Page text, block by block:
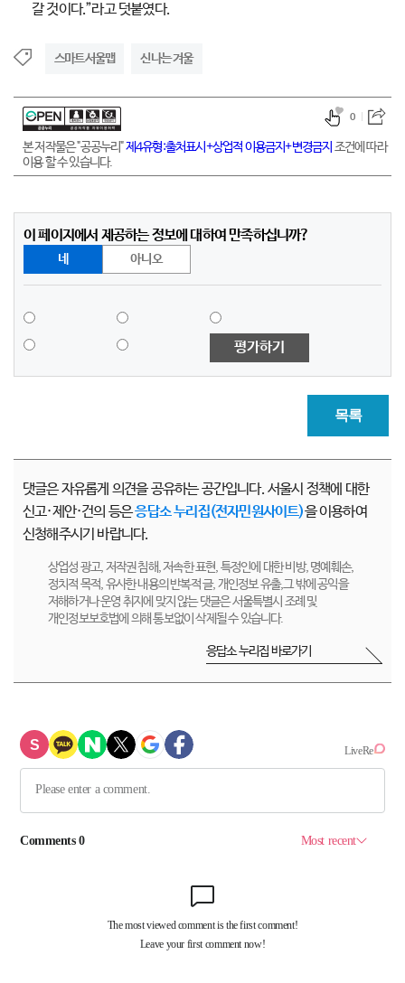
갈 것이다.”라고 덧붙였다.
스마트서울맵 신나는 겨울
본 저작물은 "공공누리"제4유형:출처표시+상업적 이용금지+변경금지 조건에 따라
이용 할 수 있습니다.
0
이 페이지에서 제공하는 정보에 대하여 만족하십니까?
네 아니오
평가하기
목록
댓글은 자유롭게 의견을 공유하는 공간입니다. 서울시 정책에 대한
신고·제안·건의 등은응답소 누리집(전자민원사이트)을 이용하여
신청해주시기 바랍니다.
상업성 광고, 저작권 침해, 저속한 표현, 특정인에 대한 비방, 명예훼손,
정치적 목적, 유사한 내용의 반복적 글, 개인정보 유출,그 밖에 공익을
저해하거나 운영 취지에 맞지 않는 댓글은 서울특별시 조례 및
개인정보보호법에 의해 통보없이 삭제될 수 있습니다.
응답소 누리집 바로가기